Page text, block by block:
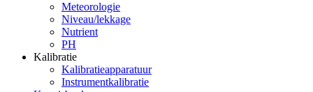
Meteorologie
Niveau/lekkage
Nutrient
PH
Kalibratie
Kalibratieapparatuur
Instrumentkalibratie